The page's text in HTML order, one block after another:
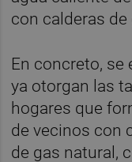
con calderas
En concreto, se
ya otorgan las
hogares que
de vecinos con
de gas natural,